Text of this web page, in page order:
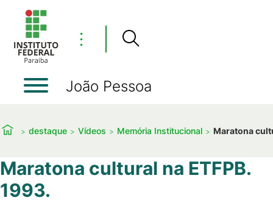
⋮
João Pessoa
destaque Vídeos Memória Institucional Maratona
Maratona cultural na ETFPB.
1993.